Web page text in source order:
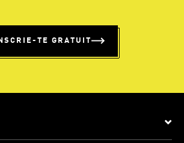
TE GRATUIT